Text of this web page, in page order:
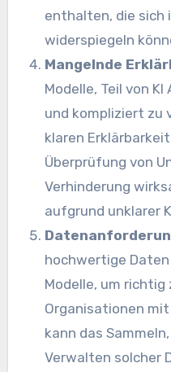
enthalten, die sich
widerspiegeln
Mangelnde
Modelle, Teil von KI
und kompliziert zu
klaren
Überprüfung von
Verhinderung
aufgrund unklarer
hochwertige
Modelle, um richtig
Organisationen
kann das
Verwalten solcher